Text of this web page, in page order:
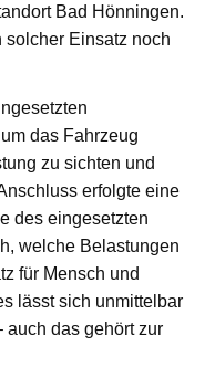
Bad Hönningen.
solcher Einsatz noch
das Fahrzeug
zu sichten und
erfolgte eine
des eingesetzten
welche Belastungen
für Mensch und
lässt sich unmittelbar
auch das gehört zur